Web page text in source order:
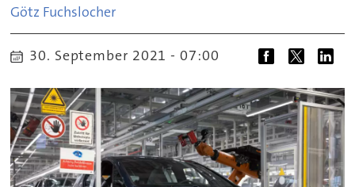
Götz Fuchslocher
30. September 2021 - 07:00